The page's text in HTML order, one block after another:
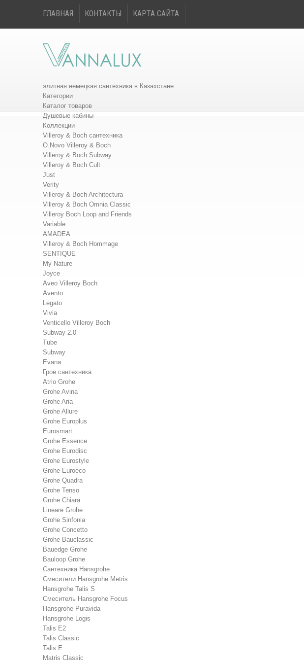
ГЛАВНАЯ КОНТАКТЫ КАРТА САЙТА
элитная немецкая сантехника в Казахстане
Категории
Каталог товаров
Душевые кабины
Коллекции
Villeroy & Boch сантехника
O.Novo Villeroy & Boch
Villeroy & Boch Subway
Villeroy & Boch Cult
Just
Verity
Villeroy & Boch Architectura
Villeroy & Boch Omnia Classic
Villeroy Boch Loop and Friends
Variable
AMADEA
Villeroy & Boch Hommage
SENTIQUE
My Nature
Joyce
Aveo Villeroy Boch
Avento
Legato
Vivia
Venticello Villeroy Boch
Subway 2.0
Tube
Subway
Evana
Грое сантехника
Atrio Grohe
Grohe Avina
Grohe Aria
Grohe Allure
Grohe Europlus
Eurosmart
Grohe Essence
Grohe Eurodisc
Grohe Eurostyle
Grohe Euroeco
Grohe Quadra
Grohe Tenso
Grohe Chiara
Lineare Grohe
Grohe Sinfonia
Grohe Concetto
Grohe Bauclassic
Bauedge Grohe
Bauloop Grohe
Сантехника Hansgrohe
Cмесители Hansgrohe Metris
Hansgrohe Talis S
Смеситель Hansgrohe Focus
Hansgrohe Puravida
Hansgrohe Logis
Talis E2
Talis Classic
Talis E
Matris Classic